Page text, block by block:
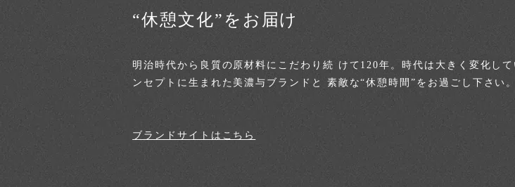
“休憩文化”をお届け
明治時代から良質の原材料にこだわり続 けて120年。時代は大きく変化し
ンセプトに生まれた美濃与ブランドと 素敵な“休憩時間”をお過ごし下さい。
ブランドサイトはこちら